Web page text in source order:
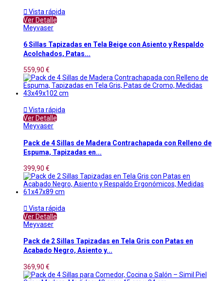
 Vista rápida
Ver Detalle
Meyvaser
6 Sillas Tapizadas en Tela Beige con Asiento y Respaldo
Acolchados, Patas...
559,90 €
 Vista rápida
Ver Detalle
Meyvaser
Pack de 4 Sillas de Madera Contrachapada con Relleno de
Espuma, Tapizadas en...
399,90 €
 Vista rápida
Ver Detalle
Meyvaser
Pack de 2 Sillas Tapizadas en Tela Gris con Patas en
Acabado Negro, Asiento y...
369,90 €